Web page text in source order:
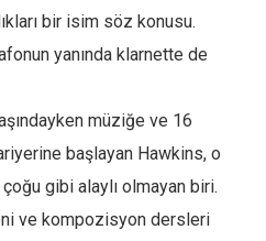
bir isim söz konusu.
yanında klarnette de
müziğe ve 16
başlayan Hawkins, o
gibi alaylı olmayan biri.
ve kompozisyon dersleri